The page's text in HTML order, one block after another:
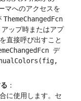
マへのアクセスを
ThemeChangedFcn
ップ時またはアプ
直接呼び出すこと
デ
：
に使用します。セ